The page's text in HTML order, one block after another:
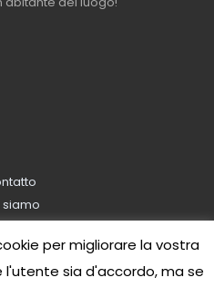
siamo
sulla privacy
per migliorare la vostra
l'utente sia d'accordo, ma se